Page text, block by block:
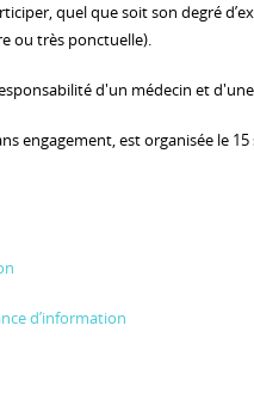
quel que soit son degré
ou très ponctuelle).
d'un médecin et
engagement, est organisée le
d’information